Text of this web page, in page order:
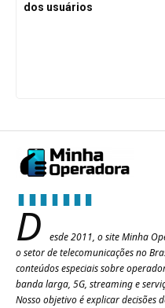
dos usuários
D
esde 2011, o site Minha
o setor de telecomunicações no
conteúdos especiais sobre
banda larga, 5G, streaming e
Nosso objetivo é explicar